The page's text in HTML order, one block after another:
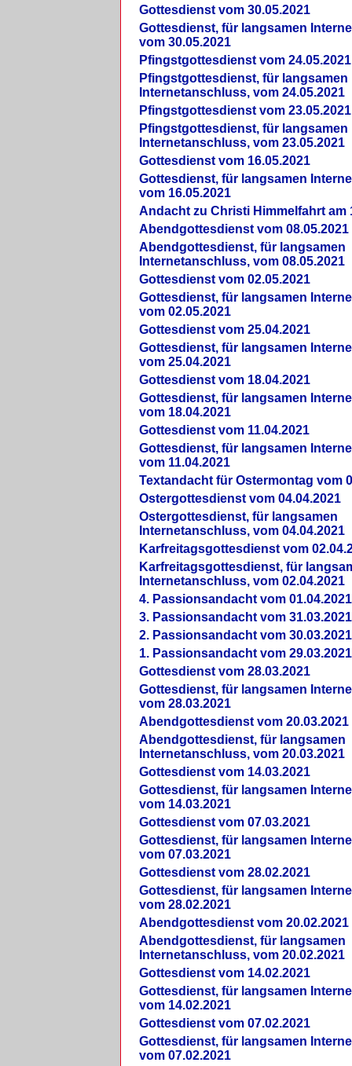
Gottesdienst vom 30.05.2021
Gottesdienst, für langsamen
vom 30.05.2021
Pfingstgottesdienst vom 24.05.2021
Pfingstgottesdienst, für langsamen
Internetanschluss, vom 24.05.2021
Pfingstgottesdienst vom 23.05.2021
Pfingstgottesdienst, für langsamen
Internetanschluss, vom 23.05.2021
Gottesdienst vom 16.05.2021
Gottesdienst, für langsamen
vom 16.05.2021
Andacht zu Christi Himmelfahrt am
Abendgottesdienst vom 08.05.2021
Abendgottesdienst, für langsamen
Internetanschluss, vom 08.05.2021
Gottesdienst vom 02.05.2021
Gottesdienst, für langsamen
vom 02.05.2021
Gottesdienst vom 25.04.2021
Gottesdienst, für langsamen
vom 25.04.2021
Gottesdienst vom 18.04.2021
Gottesdienst, für langsamen
vom 18.04.2021
Gottesdienst vom 11.04.2021
Gottesdienst, für langsamen
vom 11.04.2021
Textandacht für Ostermontag vom
Ostergottesdienst vom 04.04.2021
Ostergottesdienst, für langsamen
Internetanschluss, vom 04.04.2021
Karfreitagsgottesdienst vom
Karfreitagsgottesdienst, für
Internetanschluss, vom 02.04.2021
4. Passionsandacht vom 01.04.2021
3. Passionsandacht vom 31.03.2021
2. Passionsandacht vom 30.03.2021
1. Passionsandacht vom 29.03.2021
Gottesdienst vom 28.03.2021
Gottesdienst, für langsamen
vom 28.03.2021
Abendgottesdienst vom 20.03.2021
Abendgottesdienst, für langsamen
Internetanschluss, vom 20.03.2021
Gottesdienst vom 14.03.2021
Gottesdienst, für langsamen
vom 14.03.2021
Gottesdienst vom 07.03.2021
Gottesdienst, für langsamen
vom 07.03.2021
Gottesdienst vom 28.02.2021
Gottesdienst, für langsamen
vom 28.02.2021
Abendgottesdienst vom 20.02.2021
Abendgottesdienst, für langsamen
Internetanschluss, vom 20.02.2021
Gottesdienst vom 14.02.2021
Gottesdienst, für langsamen
vom 14.02.2021
Gottesdienst vom 07.02.2021
Gottesdienst, für langsamen
vom 07.02.2021